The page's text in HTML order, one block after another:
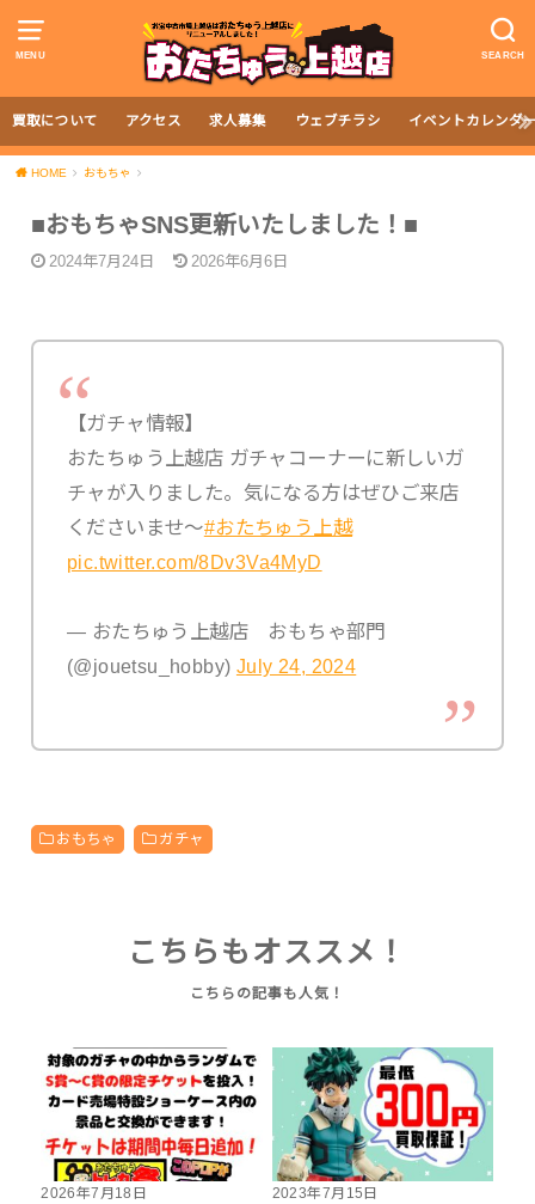
MENU SEARCH
買取について アクセス 求人募集 ウェブチラシ イベントカレンダ
HOME おもちゃ
■おもちゃSNS更新いたしました！■
2024年7月24日 2026年6月6日
【ガチャ情報】
おたちゅう上越店 ガチャコーナーに新しいガ
チャが入りました。気になる方はぜひご来店
くださいませ〜#おたちゅう上越
pic.twitter.com/8Dv3Va4MyD
— おたちゅう上越店 おもちゃ部門
(@jouetsu_hobby) July 24, 2024
おもちゃ ガチャ
こちらもオススメ！
2026年7月18日
2023年7月15日